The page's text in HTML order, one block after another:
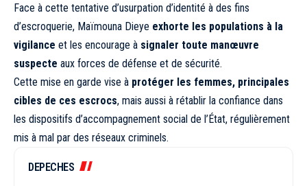
Face à cette tentative d’usurpation d’identité à des fins
d’escroquerie, Maïmouna Dieye exhorte les populations à la
vigilance et les encourage à signaler toute manœuvre
suspecte aux forces de défense et de sécurité.
Cette mise en garde vise à protéger les femmes, principales
cibles de ces escrocs, mais aussi à rétablir la confiance dans
les dispositifs d’accompagnement social de l’État, régulièrement
mis à mal par des réseaux criminels.
DEPECHES